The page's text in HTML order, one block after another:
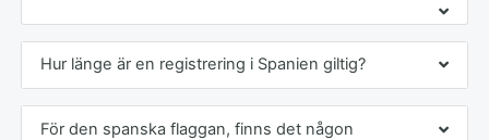
Hur länge är en registrering i Spanien giltig?
För den spanska flaggan, finns det någon